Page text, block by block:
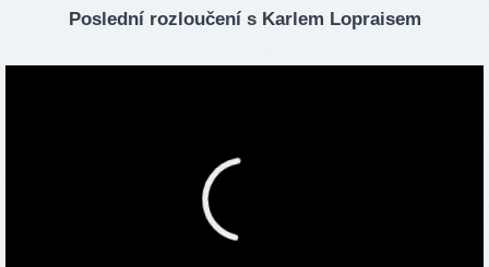
Poslední rozloučení s Karlem Lopraisem